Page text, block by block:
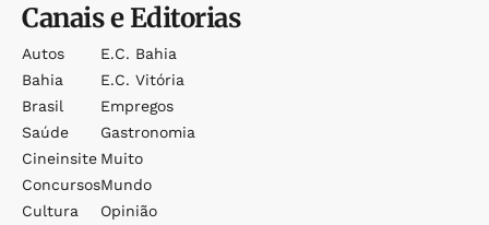
Canais e Editorias
Autos
Bahia
Brasil
Saúde
Cineinsite
Concursos
Cultura
E.c. Bahia
E.c. Vitória
Empregos
Gastronomia
Muito
Mundo
Opinião